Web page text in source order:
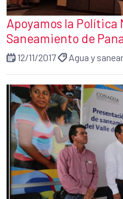
Apoyamos la Política
Saneamiento de
12/11/2017 Agua y